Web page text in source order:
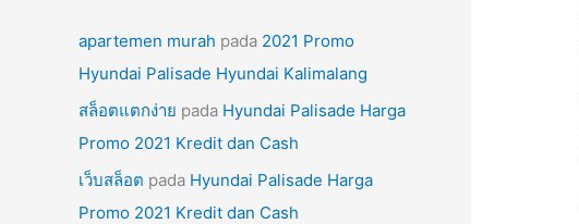
apartemen murah pada 2021 Promo
Hyundai Palisade Hyundai Kalimalang
สล็อตแตกง่าย pada Hyundai Palisade Harga
Promo 2021 Kredit dan Cash
เว็บสล็อต pada Hyundai Palisade Harga
Promo 2021 Kredit dan Cash